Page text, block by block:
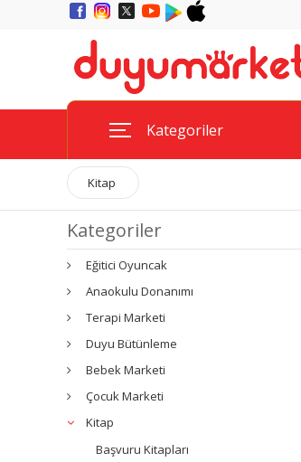
Kategoriler
Kitap
Kategoriler
Eğitici Oyuncak
Anaokulu Donanımı
Terapi Marketi
Duyu Bütünleme
Bebek Marketi
Çocuk Marketi
Kitap
Başvuru Kitapları